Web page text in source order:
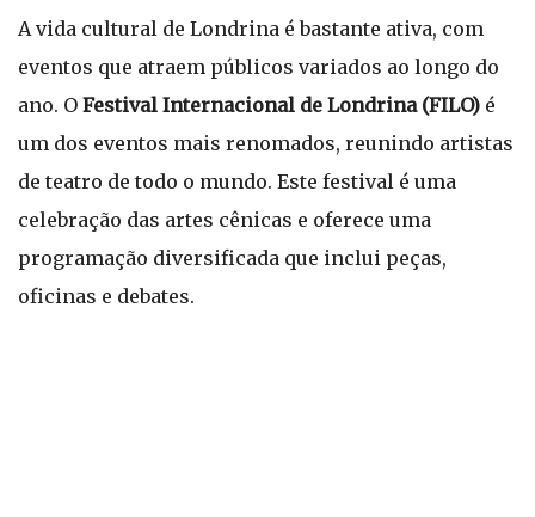
A vida cultural de Londrina é bastante ativa, com
eventos que atraem públicos variados ao longo do
ano. O Festival Internacional de Londrina (FILO) é
um dos eventos mais renomados, reunindo artistas
de teatro de todo o mundo. Este festival é uma
celebração das artes cênicas e oferece uma
programação diversificada que inclui peças,
oficinas e debates.